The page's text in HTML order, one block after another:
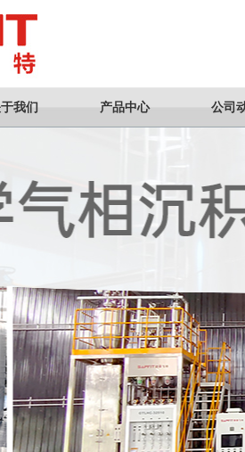
我们 产品中心 公司